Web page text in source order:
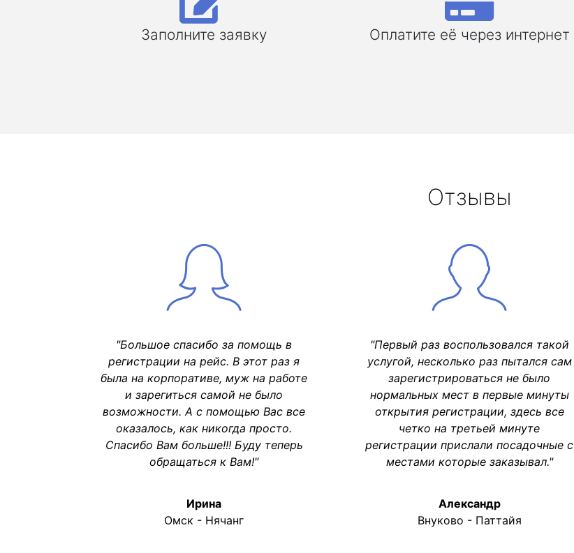
Заполните заявку Оплатите её через интернет
Отзывы
"Большое спасибо за помощь в
регистрации на рейс. В этот раз я
была на корпоративе, муж на работе
и зарегиться самой не было
возможности. А с помощью Вас все
оказалось, как никогда просто.
Спасибо Вам больше!!! Буду теперь
обращаться к Вам!"
Ирина
Омск - Нячанг
"Первый раз воспользовался такой
услугой, несколько раз пытался сам
зарегистрироваться не было
нормальных мест в первые минуты
открытия регистрации, здесь все
четко на третьей минуте
регистрации прислали посадочные с
местами которые заказывал."
Александр
Внуково - Паттайя